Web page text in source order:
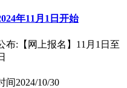
年11月1日开始
布:【网上报名】11月1日至
间2024/10/30